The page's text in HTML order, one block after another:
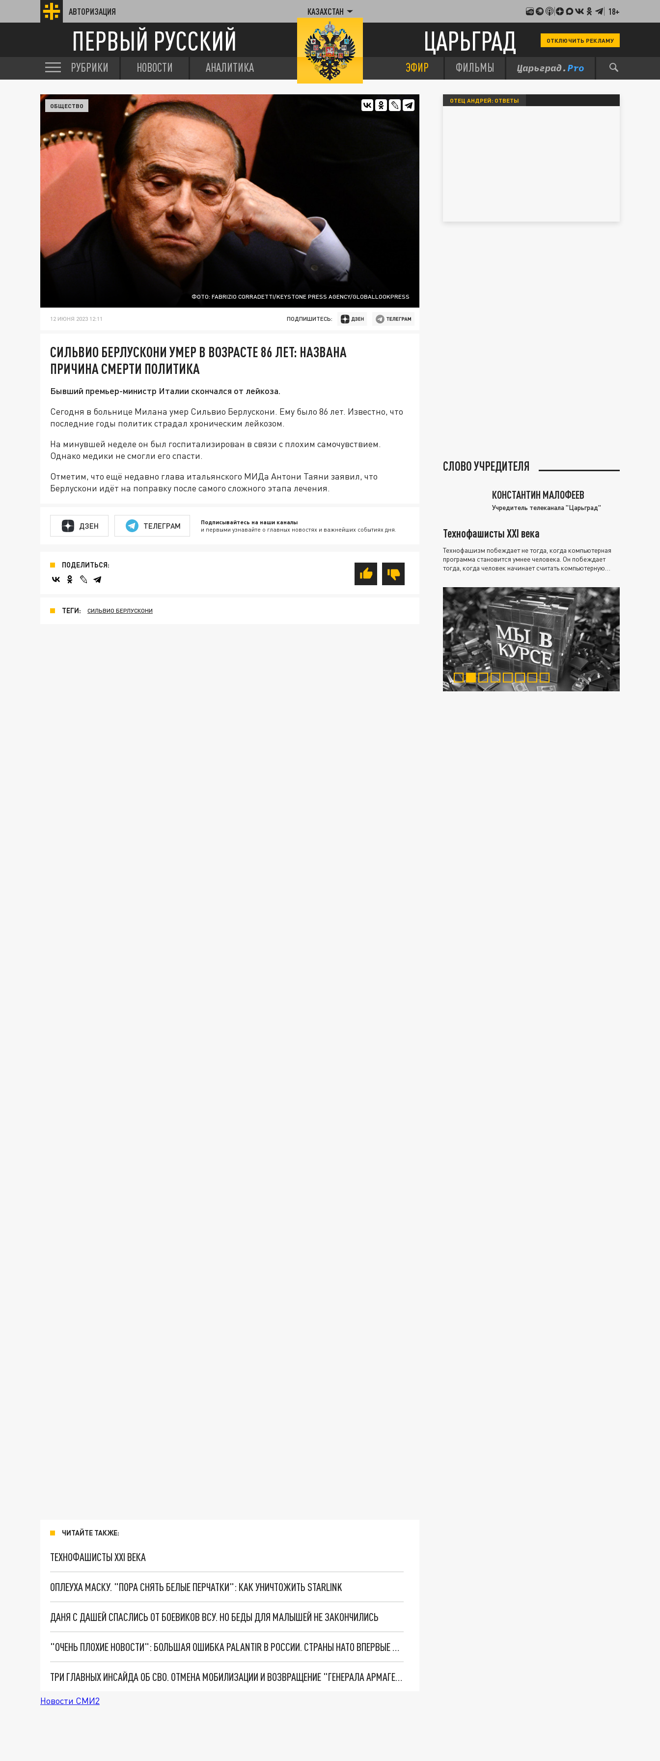
АВТОРИЗАЦИЯ КАЗАХСТАН 18+
ПЕРВЫЙ РУССКИЙ ЦАРЬГРАД ОТКЛЮЧИТЬ РЕКЛАМУ
РУБРИКИ НОВОСТИ АНАЛИТИКА ЭФИР ФИЛЬМЫ
ФОТО: FABRIZIO CORRADETTI/KEYSTONE PRESS AGENCY/GLOBALLOOKPRESS
ОБЩЕСТВО
12 ИЮНЯ 2023 12:11 ПОДПИШИТЕСЬ:
СИЛЬВИО БЕРЛУСКОНИ УМЕР В ВОЗРАСТЕ 86 ЛЕТ: НАЗВАНА
ПРИЧИНА СМЕРТИ ПОЛИТИКА
Бывший премьер-министр Италии скончался от лейкоза.
Сегодня в больнице Милана умер Сильвио Берлускони. Ему было 86 лет. Известно, что
последние годы политик страдал хроническим лейкозом.
На минувшей неделе он был госпитализирован в связи с плохим самочувствием.
Однако медики не смогли его спасти.
Отметим, что ещё недавно глава итальянского МИДа Антони Таяни заявил, что
Берлускони идёт на поправку после самого сложного этапа лечения.
ДЗЕН ТЕЛЕГРАМ Подписывайтесь на наши каналы
и первыми узнавайте о главных новостях и важнейших событиях дня.
ПОДЕЛИТЬСЯ:
ТЕГИ: СИЛЬВИО БЕРЛУСКОНИ
ЧИТАЙТЕ ТАКЖЕ:
ТЕХНОФАШИСТЫ XXI ВЕКА
ОПЛЕУХА МАСКУ. "ПОРА СНЯТЬ БЕЛЫЕ ПЕРЧАТКИ": КАК УНИЧТОЖИТЬ STARLINK
ДАНЯ С ДАШЕЙ СПАСЛИСЬ ОТ БОЕВИКОВ ВСУ. НО БЕДЫ ДЛЯ МАЛЫШЕЙ НЕ ЗАКОНЧИЛИСЬ
"ОЧЕНЬ ПЛОХИЕ НОВОСТИ": БОЛЬШАЯ ОШИБКА PALANTIR В РОССИИ. СТРАНЫ НАТО ВПЕРВЫЕ ЗА СВО ОСТАНОВИЛИ ПОСТАВКИ ОРУЖИЯ. ВСУ ТЕРЯЮТ ПРИГРАНИЧЬЕ?
ТРИ ГЛАВНЫХ ИНСАЙДА ОБ СВО. ОТМЕНА МОБИЛИЗАЦИИ И ВОЗВРАЩЕНИЕ "ГЕНЕРАЛА АРМАГЕДДОНА"? ОТЛИЧНЫЕ НОВОСТИ, КОТОРЫЕ ЖДАЛИ ВСЕ
Новости СМИ2
ОТЕЦ АНДРЕЙ: ОТВЕТЫ
СЛОВО УЧРЕДИТЕЛЯ
КОНСТАНТИН МАЛОФЕЕВ
Учредитель телеканала "Царьград"
Технофашисты XXI века
Технофашизм побеждает не тогда, когда компьютерная
программа становится умнее человека. Он побеждает
тогда, когда человек начинает считать компьютерную